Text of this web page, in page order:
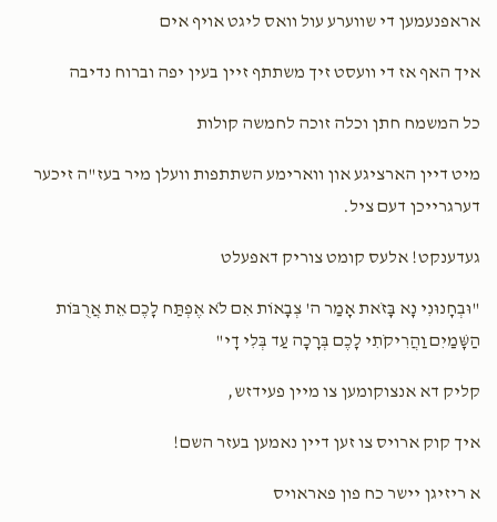
סעודת החתונה
$8,000.00
אראפנעמען די שווערע עול וואס ליגט אויף אים
איך האף אז די וועסט זיך משתתף זיין בעין יפה וברוח נדיבה
כל המשמח חתן וכלה זוכה לחמשה קולות
מיט דיין הארציגע און ווארימע השתתפות וועלן מיר בעז"ה זיכער
דערגרייכן דעם ציל.
געדענקט! אלעס קומט צוריק דאפעלט
"וּבְחָנוּנִי נָא בָּזֹאת אָמַר ה' צְבָאוֹת אִם לֹא אֶפְתַּח לָכֶם אֵת אֲרֻבּוֹת
הַשָּׁמַיִם וַהֲרִיקֹתִי לָכֶם בְּרָכָה עַד בְּלִי דָי"
קליק דא אנצוקומען צו מיין פעידזש,
איך קוק ארויס צו זען דיין נאמען בעזר השם!
א ריזיגן יישר כח פון פאראויס